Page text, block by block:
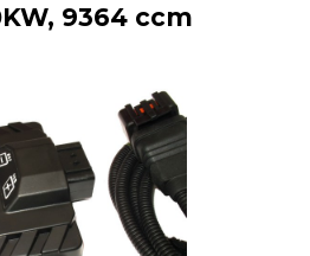
9364 ccm